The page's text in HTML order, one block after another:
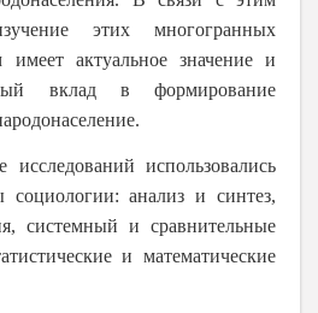
этих многогранных
актуальное значение и
вклад в формирование
исследований использовались
социологии: анализ и синтез,
системный и сравнительные
и математические